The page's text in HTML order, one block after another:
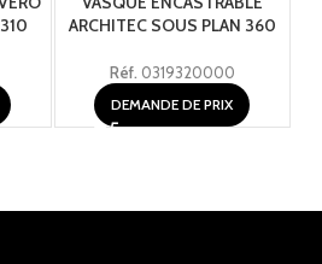
ARCHITEC SOUS PLAN 360
Réf. 0319320000
DEMANDE DE PRIX